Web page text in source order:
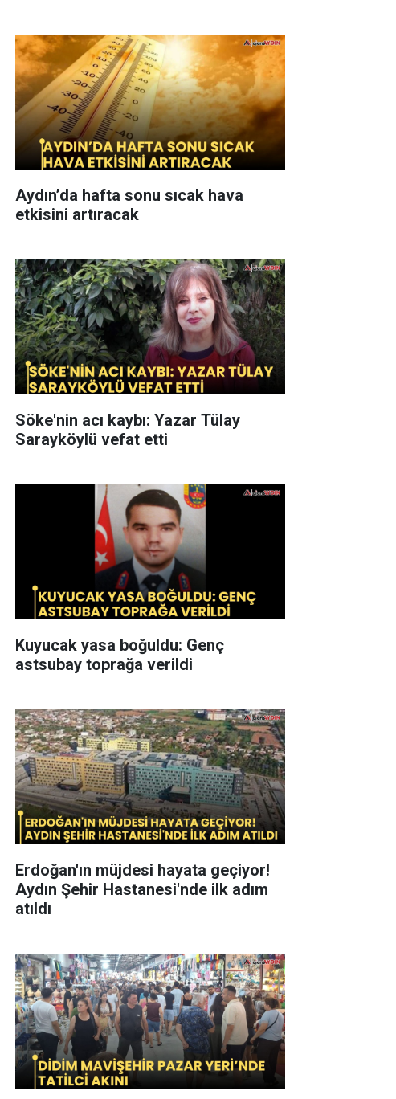
Aydın’da hafta sonu sıcak hava
etkisini artıracak
Söke'nin acı kaybı: Yazar Tülay
Sarayköylü vefat etti
Kuyucak yasa boğuldu: Genç
astsubay toprağa verildi
Erdoğan'ın müjdesi hayata geçiyor!
Aydın Şehir Hastanesi'nde ilk adım
atıldı